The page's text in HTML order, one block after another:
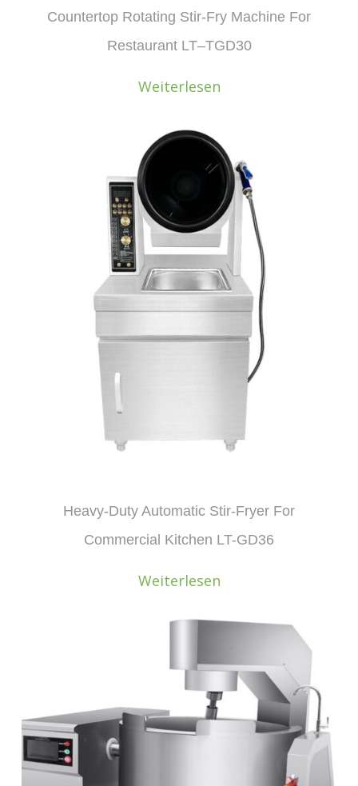
Countertop Rotating Stir-Fry Machine For
Restaurant LT–TGD30
Weiterlesen
Heavy-Duty Automatic Stir-Fryer For
Commercial Kitchen LT-GD36
Weiterlesen